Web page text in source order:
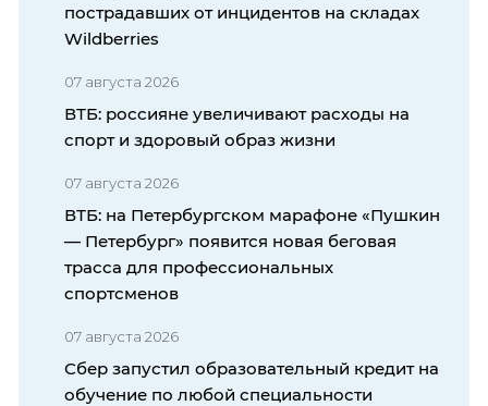
пострадавших от инцидентов на складах
Wildberries
07 августа 2026
ВТБ: россияне увеличивают расходы на
спорт и здоровый образ жизни
07 августа 2026
ВТБ: на Петербургском марафоне «Пушкин
— Петербург» появится новая беговая
трасса для профессиональных
спортсменов
07 августа 2026
Сбер запустил образовательный кредит на
обучение по любой специальности